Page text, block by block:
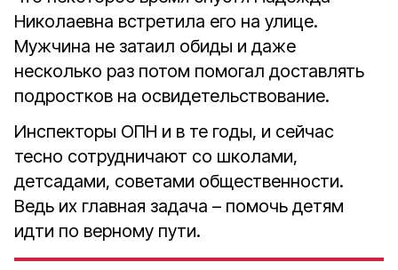
Николаевна встретила его на улице.
Мужчина не затаил обиды и даже
несколько раз потом помогал доставлять
подростков на освидетельствование.
Инспекторы ОПН и в те годы, и сейчас
тесно сотрудничают со школами,
детсадами, советами общественности.
Ведь их главная задача – помочь детям
идти по верному пути.